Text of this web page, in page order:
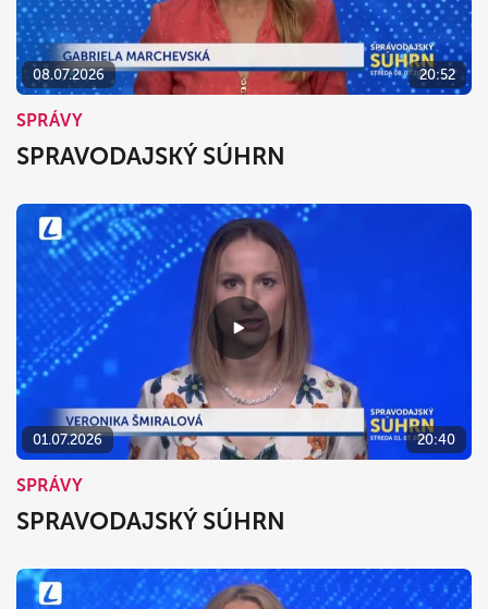
08.07.2026 20:52
SPRÁVY
SPRAVODAJSKÝ SÚHRN
01.07.2026 20:40
SPRÁVY
SPRAVODAJSKÝ SÚHRN